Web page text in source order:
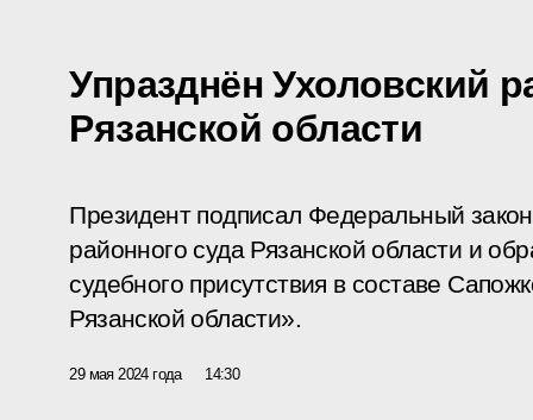
Упразднён Ухоловский
Рязанской области
Президент подписал Федеральный
районного суда Рязанской области и
судебного присутствия в составе
Рязанской области».
29 мая 2024 года 14:30